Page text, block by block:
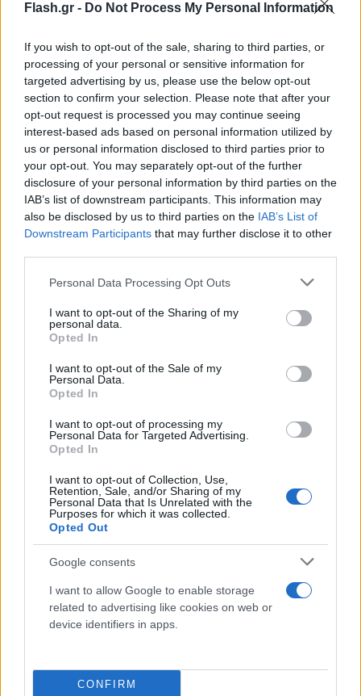
Flash.gr - Do Not Process My Personal Information
If you wish to opt-out of the sale, sharing to third parties, or
processing of your personal or sensitive information for
targeted advertising by us, please use the below opt-out
section to confirm your selection. Please note that after your
opt-out request is processed you may continue seeing
interest-based ads based on personal information utilized by
us or personal information disclosed to third parties prior to
your opt-out. You may separately opt-out of the further
disclosure of your personal information by third parties on the
IAB’s list of downstream participants. This information may
also be disclosed by us to third parties on the IAB’s List of
Downstream Participants that may further disclose it to other
Please note that this website/app uses one or more Google
not limited to your visit or usage behaviour. You may click to
grant or deny consent to Google and its third-party tags to
use your data for below specified purposes in below Google
consent section.
Personal Data Processing Opt Outs
I want to opt-out of the Sharing of my
personal data.
Opted In
I want to opt-out of the Sale of my
Personal Data.
Opted In
I want to opt-out of processing my
Personal Data for Targeted Advertising.
Opted In
I want to opt-out of Collection, Use,
Retention, Sale, and/or Sharing of my
Personal Data that Is Unrelated with the
Purposes for which it was collected.
Opted Out
Google consents
I want to allow Google to enable storage
related to advertising like cookies on web or
device identifiers in apps.
CONFIRM
Τι ισχύει για τον Κασσελάκη
Πάντως, ο Στέφανος Κασσελάκης εάν το επιθυμεί
μπορεί να εξαγοράσει την στρατιωτική θητεία με
ένα ποσό κοντά στα 800 ευρώ για κάθε μήνα που